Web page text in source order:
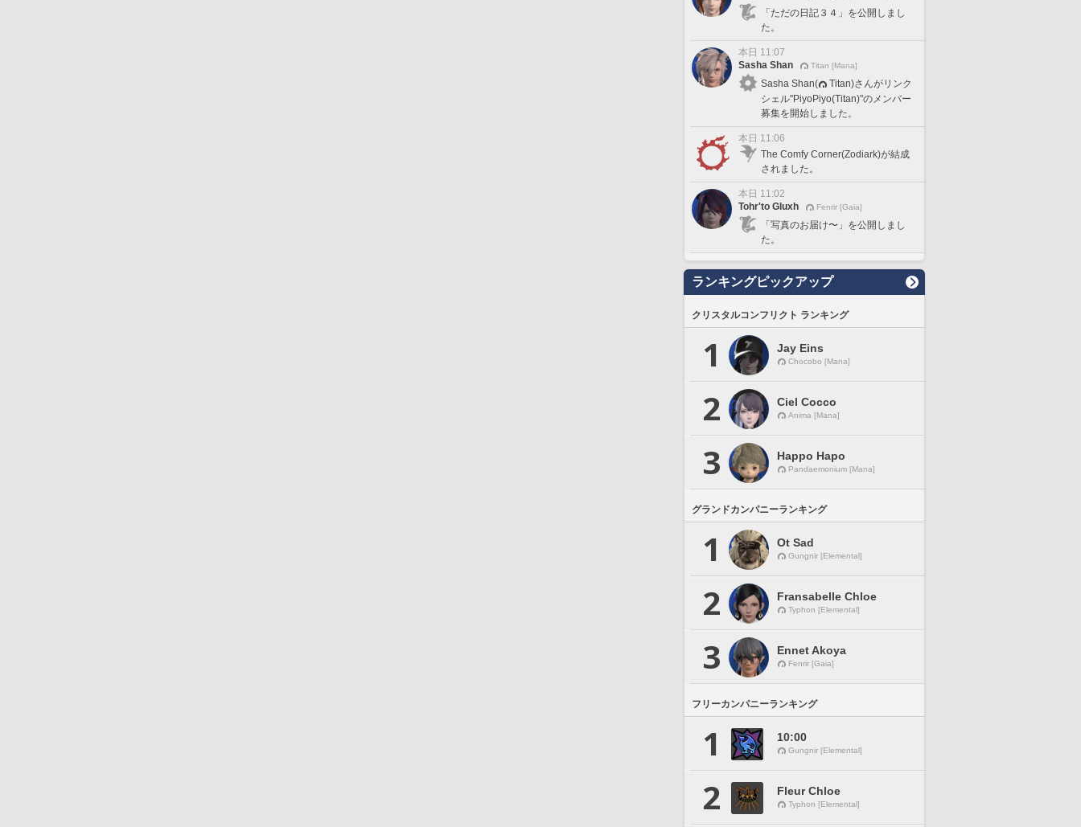
「ただの日記３４」を公開しまし
た。
本日 11:07
Sasha Shan
Titan [Mana]
Sasha Shan(
Titan)さんがリンク
シェル"PiyoPiyo(Titan)"のメンバー
募集を開始しました。
本日 11:06
The Comfy Corner(Zodiark)が結成
されました。
本日 11:02
Tohr'to Gluxh
Fenrir [Gaia]
「写真のお届け〜」を公開しまし
た。
ランキングピックアップ
クリスタルコンフリクト ランキング
1 Jay Eins
Chocobo [Mana]
2 Ciel Cocco
Anima [Mana]
3 Happo Hapo
Pandaemonium [Mana]
グランドカンパニーランキング
1 Ot Sad
Gungnir [Elemental]
2 Fransabelle Chloe
Typhon [Elemental]
3 Ennet Akoya
Fenrir [Gaia]
フリーカンパニーランキング
1 10:00
Gungnir [Elemental]
2 Fleur Chloe
Typhon [Elemental]